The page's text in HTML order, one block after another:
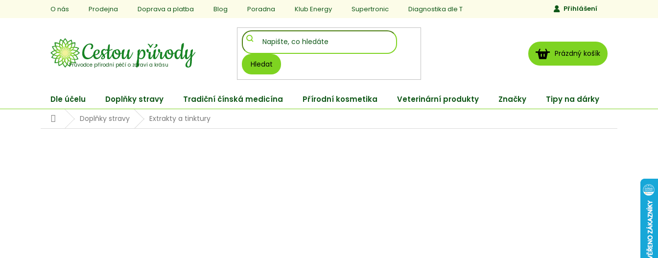
O nás Prodejna Doprava a platba Blog Poradna Klub Energy Supertronic Diagnostika dle TCM Jen to, čemu věříme
Přihlášení
Hledat
NÁKUPNÍ
KOŠÍK
Prázdný košík
Dle účelu Doplňky stravy Tradiční čínská medicína Přírodní kosmetika Veterinární produkty Značky Tipy na dárky
DomůDoplňky stravy Extrakty a tinktury